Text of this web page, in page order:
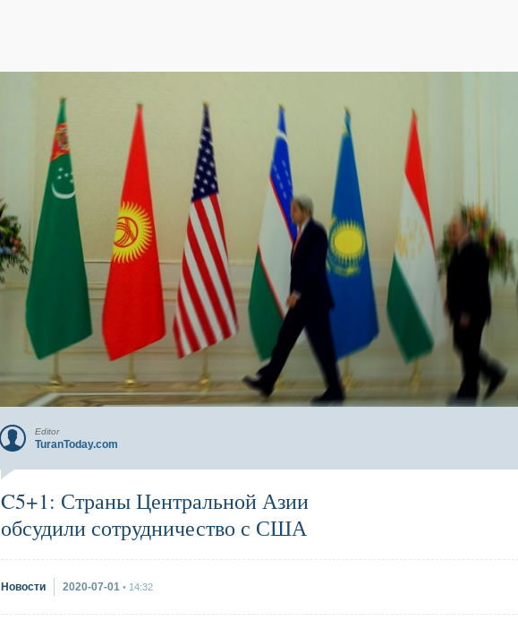
Editor
TuranToday.com
C5+1: Страны Центральной Азии
обсудили сотрудничество с США
Новости 2020-07-01 • 14:32